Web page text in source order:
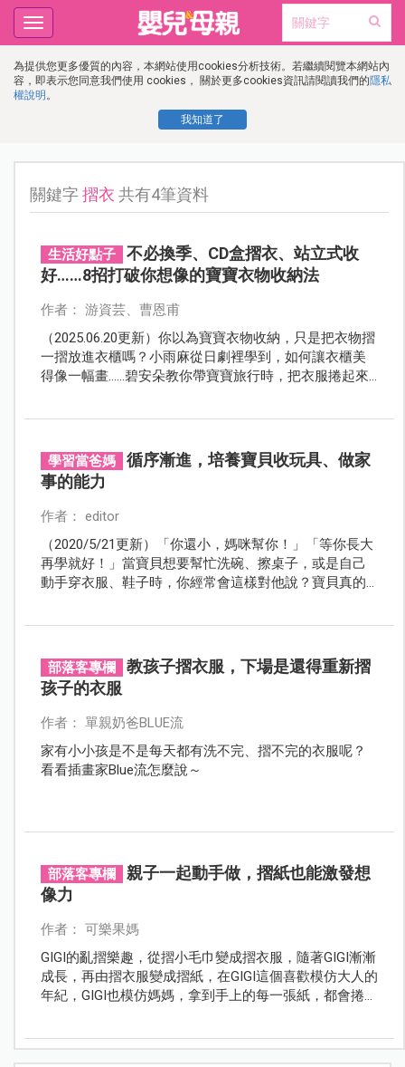
為提供您更多優質的內容，本網站使用cookies分析技術。若繼續閱覽本網站內
容，即表示您同意我們使用 cookies， 關於更多cookies資訊請閱讀我們的隱私
權說明 。
我知道了
Toggle
navigation
關鍵字摺衣 共有4筆資料
生活好點子
不必換季、CD盒摺衣、站立式收
好……8招打破你想像的寶寶衣物收納法
作者： 游資芸、曹恩甫
（2025.06.20更新）你以為寶寶衣物收納，只是把衣物摺
一摺放進衣櫃嗎？小雨麻從日劇裡學到，如何讓衣櫃美
得像一幅畫……碧安朵教你帶寶寶旅行時，把衣服捲起來
學習當爸媽
循序漸進，培養寶貝收玩具、做家
事的能力
作者： editor
（2020/5/21更新）「你還小，媽咪幫你！」「等你長大
再學就好！」當寶貝想要幫忙洗碗、擦桌子，或是自己
動手穿衣服、鞋子時，你經常會這樣對他說？寶貝真的
部落客專欄
教孩子摺衣服，下場是還得重新摺
孩子的衣服
作者： 單親奶爸BLUE流
家有小小孩是不是每天都有洗不完、摺不完的衣服呢？
看看插畫家Blue流怎麼說～
部落客專欄
親子一起動手做，摺紙也能激發想
像力
作者： 可樂果媽
GIGI的亂摺樂趣，從摺小毛巾變成摺衣服，隨著GIGI漸漸
成長，再由摺衣服變成摺紙，在GIGI這個喜歡模仿大人的
年紀，GIGI也模仿媽媽，拿到手上的每一張紙，都會捲成